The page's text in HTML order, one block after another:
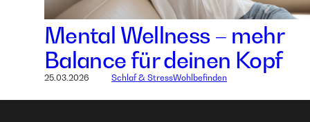
25.03.2026
Mental Wellness – mehr
Balance für deinen Kopf
Schlaf & StressWohlbefinden